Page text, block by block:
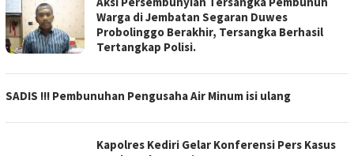
Warga di Jembatan Segaran Duwes
Probolinggo Berakhir, Tersangka Berhasil
Tertangkap Polisi.
SADIS !!! Pembunuhan Pengusaha Air Minum isi ulang
Kapolres Kediri Gelar Konferensi Pers Kasus